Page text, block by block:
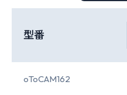
型番
oToCAM162